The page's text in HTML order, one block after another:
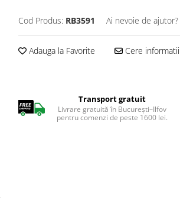
Cod Produs: RB3591 Ai nevoie de ajutor?
Adauga la Favorite Cere informatii
Transport gratuit
Livrare gratuită în București–Ilfov
pentru comenzi de peste 1600 lei.